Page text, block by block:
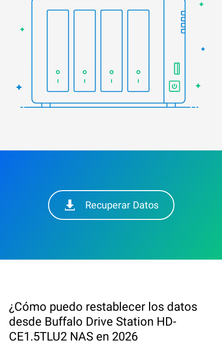
Recuperar Datos
¿Cómo puedo restablecer los datos
desde Buffalo Drive Station HD-
CE1.5TLU2 NAS en 2026